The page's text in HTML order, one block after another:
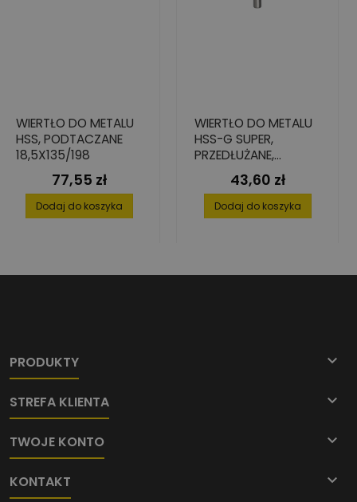
WIERTŁO DO METALU
HSS, PODTACZANE
18,5X135/198
Cena
77,55 zł
Dodaj do koszyka
WIERTŁO DO METALU
HSS-G SUPER,
PRZEDŁUŻANE,
12X134/205
Cena
43,60 zł
Dodaj do koszyka
PRODUKTY 
STREFA KLIENTA 
TWOJE KONTO 
KONTAKT 